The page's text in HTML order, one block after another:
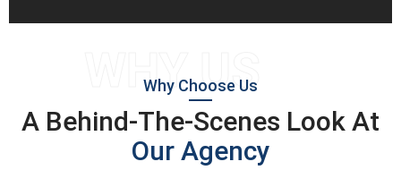
WHY US
Why Choose Us
A Behind-The-Scenes Look At
Our Agency